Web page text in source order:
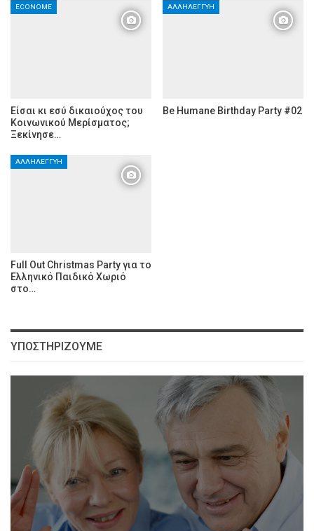
ECONOME
Είσαι κι εσύ δικαιούχος του
Κοινωνικού Μερίσματος;
Ξεκίνησε…
ΑΛΛΗΛΕΓΓΎΗ
Be Humane Birthday Party #02
ΑΛΛΗΛΕΓΓΎΗ
Full Out Christmas Party για το
Ελληνικό Παιδικό Χωριό
στο…
ΥΠΟΣΤΗΡΊΖΟΥΜΕ